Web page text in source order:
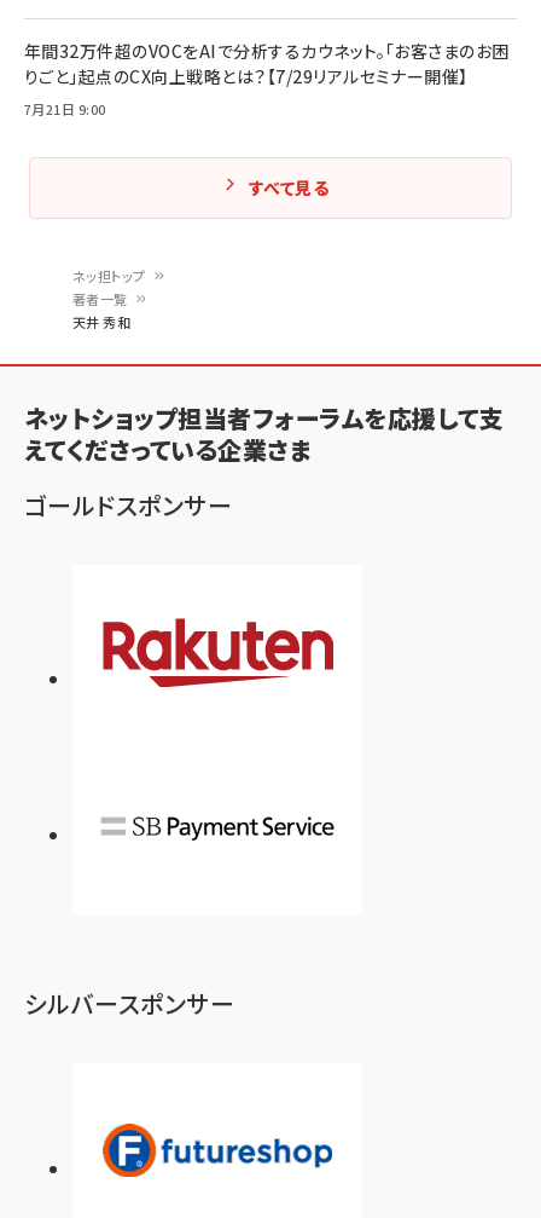
ン
く
ず
ネッ担トップ
著者一覧
天井 秀和
年間32万件超のVOCをAIで分析するカウネット。「お客さまのお困
りごと」起点のCX向上戦略とは？【7/29リアルセミナー開催】
7月21日 9:00
すべて見る
ネットショップ担当者フォーラムを応援して支
えてくださっている企業さま
ゴールドスポンサー
シルバースポンサー